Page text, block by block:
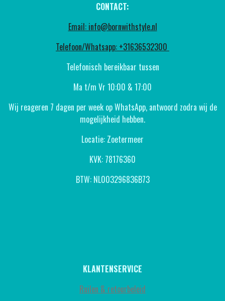
CONTACT:
Email: info@bornwithstyle.nl
Telefoon/Whatsapp: +31636532300
Telefonisch bereikbaar tussen
Ma t/m Vr 10:00 & 17:00
Wij reageren 7 dagen per week op WhatsApp, antwoord zodra wij de
mogelijkheid hebben.
Locatie: Zoetermeer
KVK: 78176360
BTW: NL003296836B73
KLANTENSERVICE
Ruilen & retourbeleid